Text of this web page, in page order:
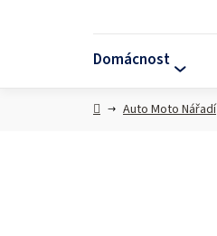
Domácnost
DomůAuto Moto Nářadí